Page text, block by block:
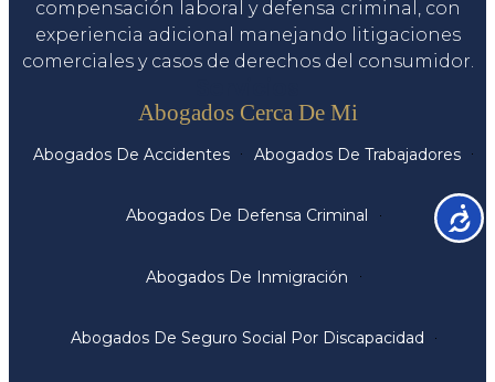
compensación laboral y defensa criminal, con
experiencia adicional manejando litigaciones
comerciales y casos de derechos del consumidor.
Abogados Cerca De Mi
Abogados De Accidentes Abogados De Trabajadores
Abogados De Defensa Criminal
Abogados De Inmigración
Abogados De Seguro Social Por Discapacidad